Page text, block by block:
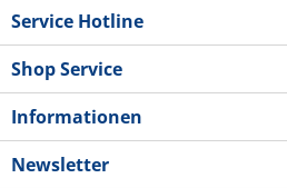
Service Hotline
Shop Service
Informationen
Newsletter